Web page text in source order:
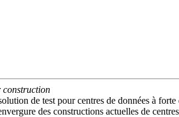
construction
de test pour centres de données à
des constructions actuelles de